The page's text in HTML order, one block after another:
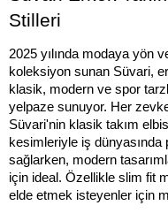
Stilleri
2025 yılında modaya yön
koleksiyon sunan Süvari,
klasik, modern ve spor
yelpaze sunuyor. Her
Süvari'nin klasik takım
kesimleriyle iş
sağlarken, modern
için ideal. Özellikle slim fit
elde etmek isteyenler için